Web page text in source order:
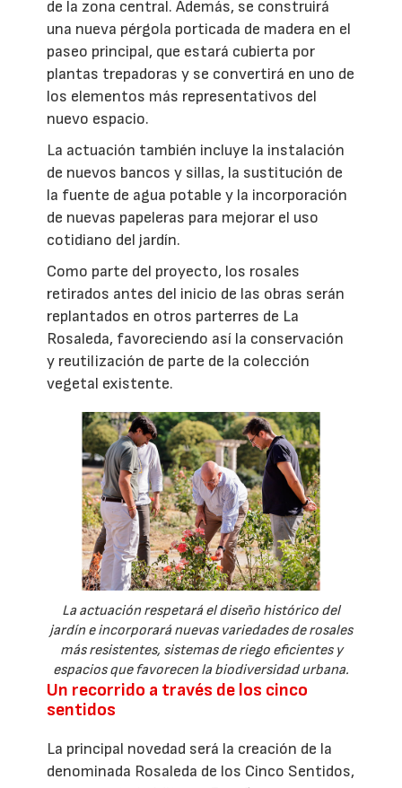
de la zona central. Además, se construirá
una nueva pérgola porticada de madera en el
paseo principal, que estará cubierta por
plantas trepadoras y se convertirá en uno de
los elementos más representativos del
nuevo espacio.
La actuación también incluye la instalación
de nuevos bancos y sillas, la sustitución de
la fuente de agua potable y la incorporación
de nuevas papeleras para mejorar el uso
cotidiano del jardín.
Como parte del proyecto, los rosales
retirados antes del inicio de las obras serán
replantados en otros parterres de La
Rosaleda, favoreciendo así la conservación
y reutilización de parte de la colección
vegetal existente.
La actuación respetará el diseño histórico del
jardín e incorporará nuevas variedades de rosales
más resistentes, sistemas de riego eficientes y
espacios que favorecen la biodiversidad urbana.
Un recorrido a través de los cinco
sentidos
La principal novedad será la creación de la
denominada Rosaleda de los Cinco Sentidos,